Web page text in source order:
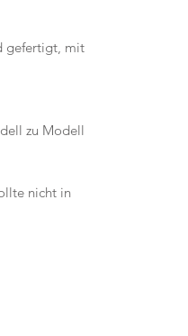
gefertigt, mit
zu Modell
nicht in